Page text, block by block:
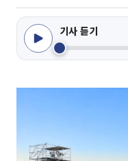
기사 듣기